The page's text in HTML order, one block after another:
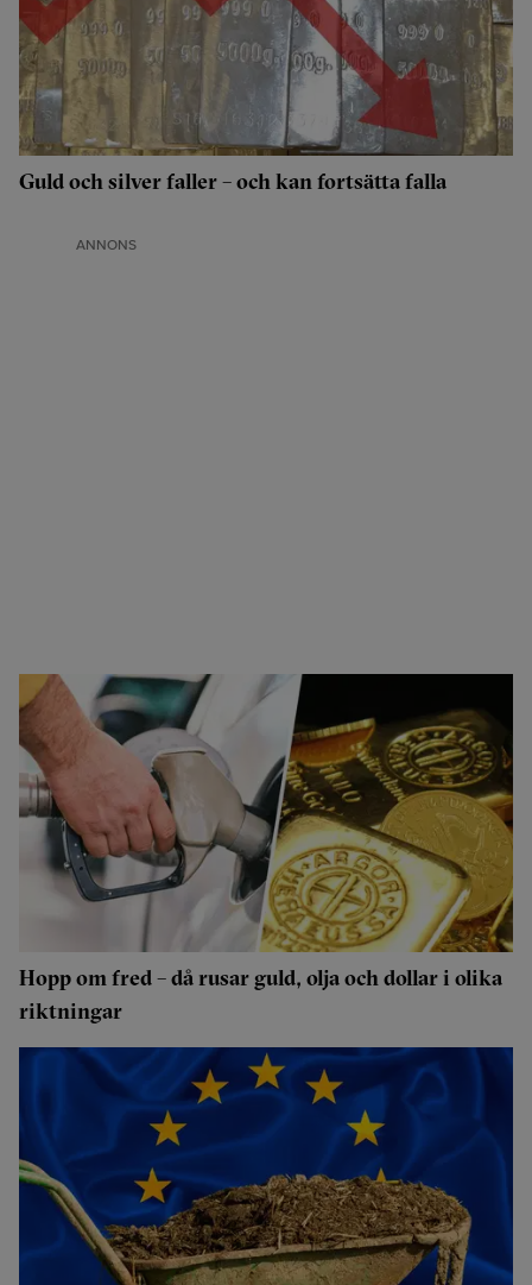
Guld och silver faller – och kan fortsätta falla
ANNONS
Hopp om fred – då rusar guld, olja och dollar i olika
riktningar